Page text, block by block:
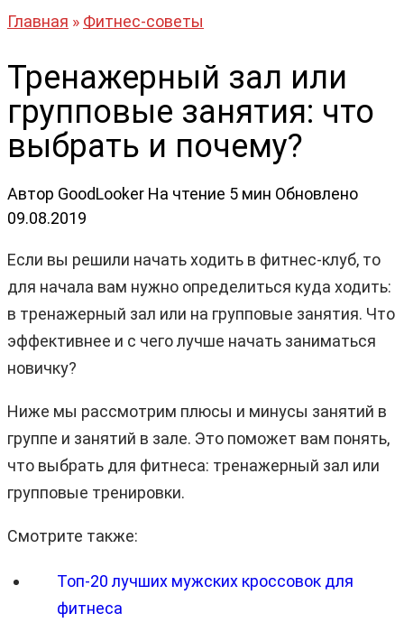
Главная » Фитнес-советы
Тренажерный зал или
групповые занятия: что
выбрать и почему?
Автор GoodLooker На чтение 5 мин Обновлено
09.08.2019
Если вы решили начать ходить в фитнес-клуб, то
для начала вам нужно определиться куда ходить:
в тренажерный зал или на групповые занятия. Что
эффективнее и с чего лучше начать заниматься
новичку?
Ниже мы рассмотрим плюсы и минусы занятий в
группе и занятий в зале. Это поможет вам понять,
что выбрать для фитнеса: тренажерный зал или
групповые тренировки.
Смотрите также:
Топ-20 лучших мужских кроссовок для
фитнеса